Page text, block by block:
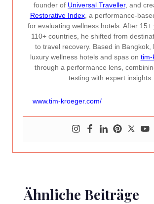
founder of Universal Traveller, and
Restorative Index, a performance-
for evaluating wellness hotels. After 15+
110+ countries, he shifted from
to travel recovery. Based in Bangkok,
luxury wellness hotels and spas on tim-
through a performance lens,
testing with expert insights.
www.tim-kroeger.com/
Ähnliche Beiträge